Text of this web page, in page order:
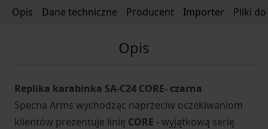
Opis Dane techniczne Producent Importer Pliki
Opis
Replika karabinka SA-C24 CORE- czarna
Specna Arms wychodząc naprzeciw oczekiwaniom
klientów prezentuje linię CORE - wyjątkową serię